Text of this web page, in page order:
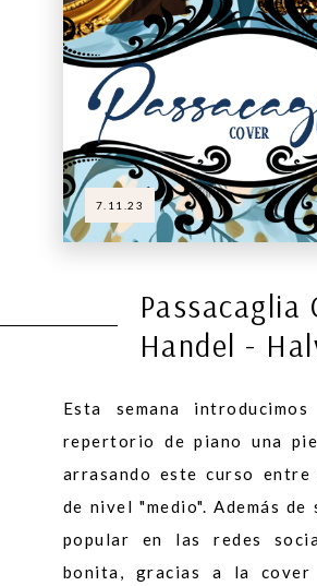
7.11.23
Passacaglia
Handel -
Esta semana
repertorio de piano una
arrasando este curso entre
de nivel "medio". Además
popular en las redes
bonita, gracias a la cover